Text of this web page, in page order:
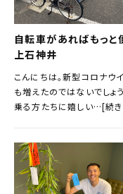
自転車があればもっと
上石神井
こんにちは。新型コロナウ
も増えたのではないでしょ
乗る方たちに嬉しい…[続